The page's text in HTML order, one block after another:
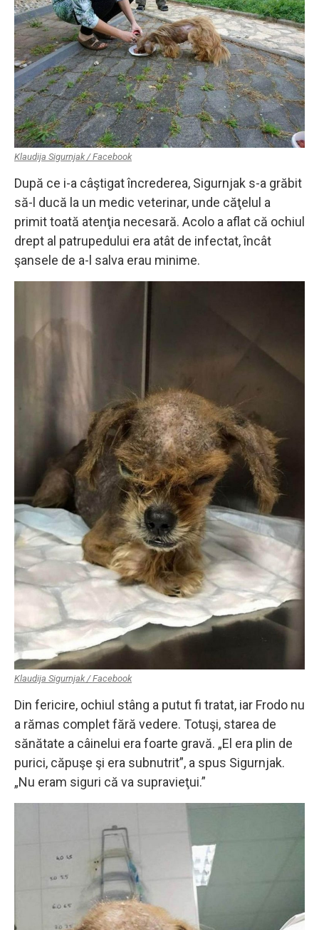
Klaudija Sigurnjak / Facebook
După ce i-a câştigat încrederea, Sigurnjak s-a grăbit
să-l ducă la un medic veterinar, unde căţelul a
primit toată atenţia necesară. Acolo a aflat că ochiul
drept al patrupedului era atât de infectat, încât
şansele de a-l salva erau minime.
Klaudija Sigurnjak / Facebook
Din fericire, ochiul stâng a putut fi tratat, iar Frodo nu
a rămas complet fără vedere. Totuşi, starea de
sănătate a câinelui era foarte gravă. „El era plin de
purici, căpuşe şi era subnutrit”, a spus Sigurnjak.
„Nu eram siguri că va supravieţui.”